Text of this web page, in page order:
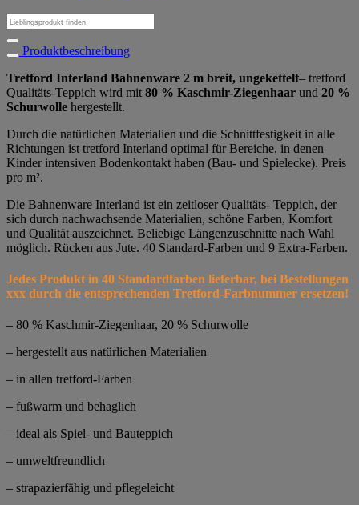
Suchen
nach:
Produktbeschreibung
Tretford Interland Bahnenware 2 m breit, ungekettelt– tretford
Qualitäts-Teppich wird mit 80 % Kaschmir-Ziegenhaar und 20 %
Schurwolle hergestellt.
Durch die natürlichen Materialien und die Schnittfestigkeit in alle
Richtungen ist tretford Interland optimal für Bereiche, in denen
Kinder intensiven Bodenkontakt haben (Bau- und Spielecke). Preis
pro m².
Die Bahnenware Interland ist ein zeitloser Qualitäts- Teppich, der
sich durch nachwachsende Materialien, schöne Farben, Komfort
und Qualität auszeichnet. Beliebige Längenzuschnitte nach Wahl
möglich. Rücken aus Jute. 40 Standard-Farben und 9 Extra-Farben.
Jedes Produkt in 40 Standardfarben lieferbar, bei Bestellungen
xxx durch die entsprechenden Tretford-Farbnummer ersetzen!
– 80 % Kaschmir-Ziegenhaar, 20 % Schurwolle
– hergestellt aus natürlichen Materialien
– in allen tretford-Farben
– fußwarm und behaglich
– ideal als Spiel- und Bauteppich
– umweltfreundlich
– strapazierfähig und pflegeleicht